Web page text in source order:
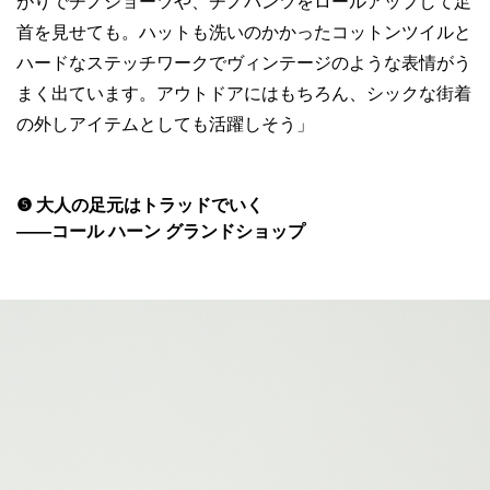
首を見せても。ハットも洗いのかかったコットンツイルと
ハードなステッチワークでヴィンテージのような表情がう
まく出ています。アウトドアにはもちろん、シックな街着
の外しアイテムとしても活躍しそう」
❺ 大人の足元はトラッドでいく
——コール ハーン グランドショップ